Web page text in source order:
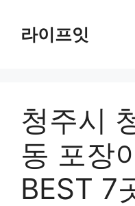
content라이프잇
청주시
동 포장
BEST 7